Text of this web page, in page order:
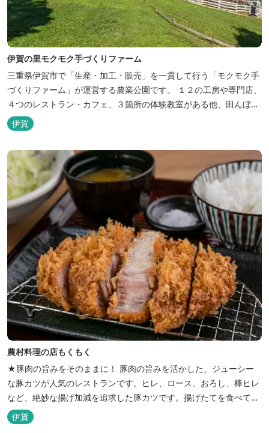
伊賀の里モクモク手づくりファーム
三重県伊賀市で「生産・加工・販売」を一貫して行う「モクモク手
づくりファーム」が運営する農業公園です。 １２の工房や専門店、
４つのレストラン・カフェ、３箇所の体験教室がある他、田んぼや
いかだ池など、「自然や農業」を身近に感じて楽しんでいただける
遊び場もあります。 園内では、ミニブタくんたちのショーを見た
り、ウインナーづくりやパンづくりなどの手づくり体験教室や、食
農体験プログラムに参加したり...
伊賀
農村料理の店もくもく
★豚肉の旨みをそのままに！ 豚肉の旨みを活かした、ジューシー
な豚カツが人気のレストランです。ヒレ、ロース、おろし、棒ヒレ
など、絶妙な揚げ加減を追求した豚カツです。揚げたてを食べてい
ただくために、注文後じっくり揚げてお出ししています。 ★手作
りのお蕎麦をお楽しみいただけます！ お蕎麦は毎日お店で打ってつ
伊賀